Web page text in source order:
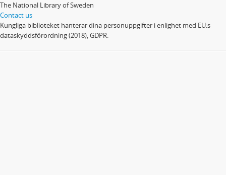
The National Library of Sweden
Contact us
Kungliga biblioteket hanterar dina personuppgifter i enlighet med EU:s
dataskyddsförordning (2018), GDPR.